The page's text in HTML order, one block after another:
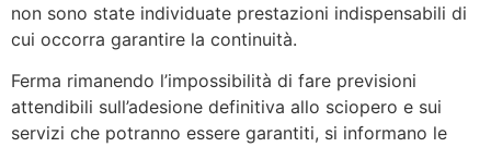
non sono state individuate prestazioni indispensabili di
cui occorra garantire la continuità.
Ferma rimanendo l’impossibilità di fare previsioni
attendibili sull’adesione definitiva allo sciopero e sui
servizi che potranno essere garantiti, si informano le